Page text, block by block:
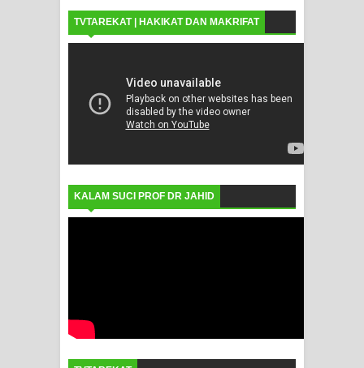
TVTAREKAT | HAKIKAT DAN MAKRIFAT
KALAM SUCI PROF DR JAHID